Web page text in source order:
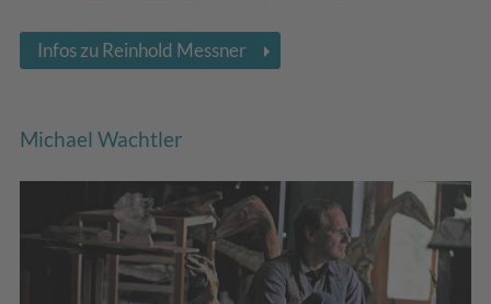
Infos zu Reinhold Messner
Michael Wachtler